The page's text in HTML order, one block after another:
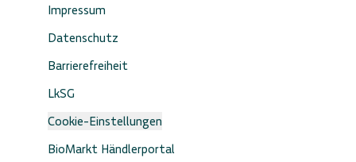
Impressum
Datenschutz
Barrierefreiheit
LkSG
Cookie-Einstellungen
BioMarkt Händlerportal